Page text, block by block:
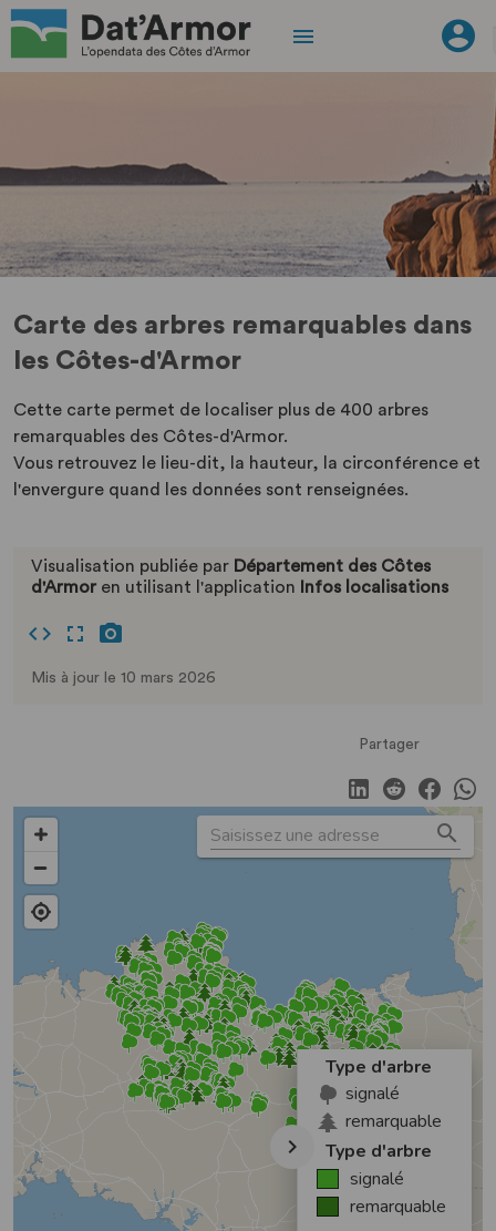
Carte des arbres remarquables dans
les Côtes-d'Armor
Cette carte permet de localiser plus de 400 arbres
remarquables des Côtes-d'Armor.
Vous retrouvez le lieu-dit, la hauteur, la circonférence et
l'envergure quand les données sont renseignées.
Visualisation publiée par Département des Côtes
d'Armor en utilisant l'application Infos localisations
Mis à jour le 10 mars 2026
Partager